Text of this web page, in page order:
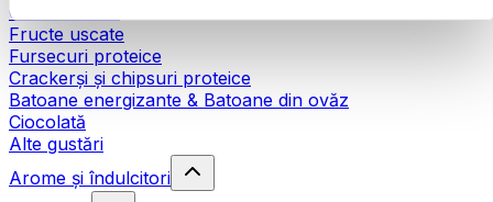
Carne uscată
Fructe uscate
Fursecuri proteice
Crackerși și chipsuri proteice
Batoane energizante & Batoane din ovăz
Ciocolată
Alte gustări
Arome și îndulcitori